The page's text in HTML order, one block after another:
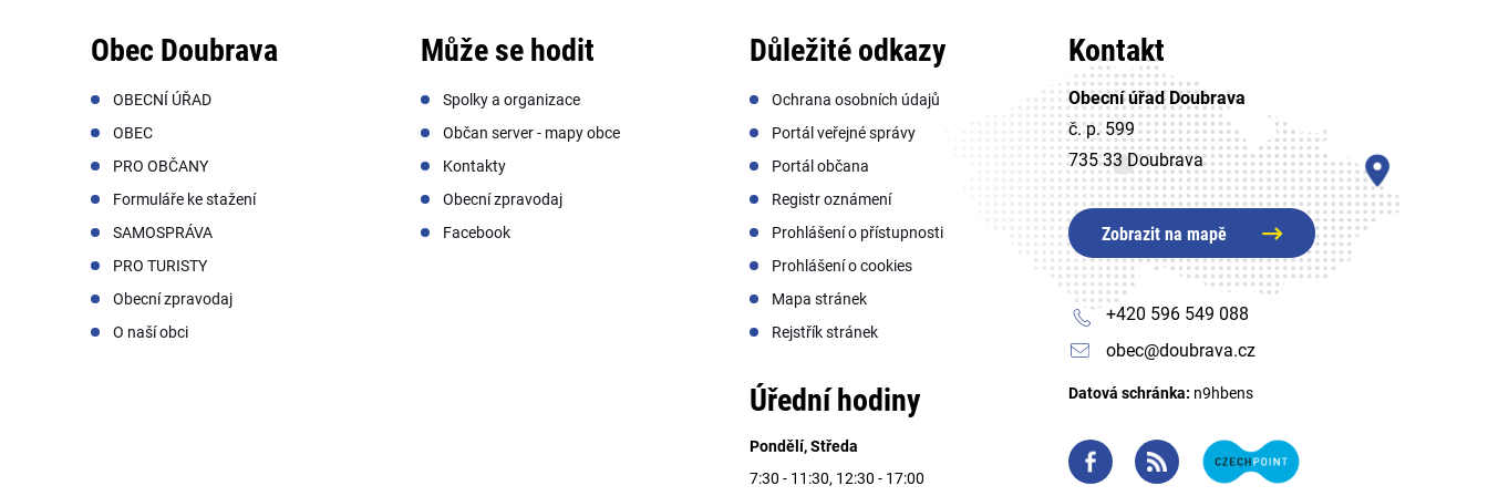
Obec Doubrava
OBECNÍ ÚŘAD
OBEC
PRO OBČANY
Formuláře ke stažení
SAMOSPRÁVA
PRO TURISTY
Obecní zpravodaj
O naší obci
Může se hodit
Spolky a organizace
Občan server - mapy obce
Kontakty
Obecní zpravodaj
Facebook
Důležité odkazy
Ochrana osobních údajů
Portál veřejné správy
Portál občana
Registr oznámení
Prohlášení o přístupnosti
Prohlášení o cookies
Mapa stránek
Rejstřík stránek
Úřední hodiny
Pondělí, Středa
7:30 - 11:30, 12:30 - 17:00
Kontakt
Obecní úřad Doubrava
č. p. 599
735 33 Doubrava
Zobrazit na mapě
+420 596 549 088
obec@doubrava.cz
Datová schránka: n9hbens